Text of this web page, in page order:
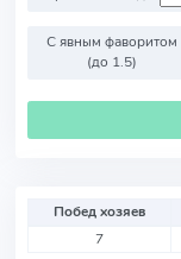
С явным фаворитом
(до 1.5)
Побед хозяев
7